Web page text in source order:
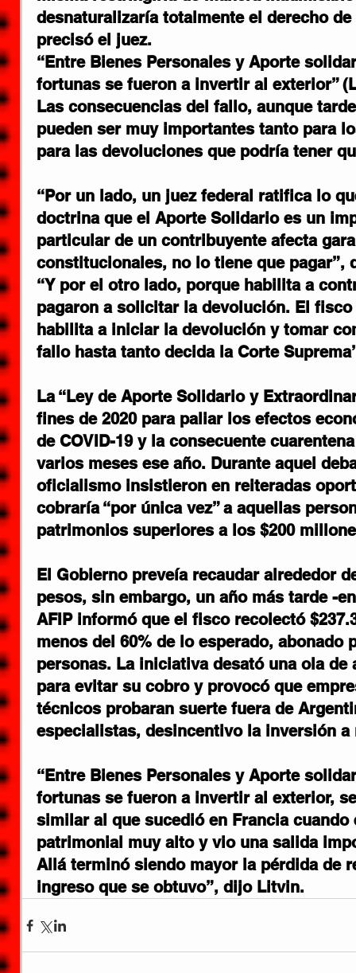
desnaturalizaría totalmente el derecho
precisó el juez.
“Entre Bienes Personales y Aporte
fortunas se fueron a invertir al exterior”
Las consecuencias del fallo, aunque
pueden ser muy importantes tanto para
para las devoluciones que podría tener
“Por un lado, un juez federal ratifica lo
doctrina que el Aporte Solidario es un
particular de un contribuyente afecta
constitucionales, no lo tiene que pagar”,
“Y por el otro lado, porque habilita a
pagaron a solicitar la devolución. El
habilita a iniciar la devolución y tomar
fallo hasta tanto decida la Corte
La “Ley de Aporte Solidario y
fines de 2020 para paliar los efectos
de COVID-19 y la consecuente
varios meses ese año. Durante aquel
oficialismo insistieron en reiteradas
cobraría “por única vez” a aquellas
patrimonios superiores a los $200
El Gobierno preveía recaudar alrededor
pesos, sin embargo, un año más tarde -
AFIP informó que el fisco recolectó
menos del 60% de lo esperado, abonado
personas. La iniciativa desató una ola
para evitar su cobro y provocó que
técnicos probaran suerte fuera de
especialistas, desincentivo la inversión a
“Entre Bienes Personales y Aporte
fortunas se fueron a invertir al exterior,
similar al que sucedió en Francia
patrimonial muy alto y vio una salida
Allá terminó siendo mayor la pérdida de
ingreso que se obtuvo”, dijo Litvin.